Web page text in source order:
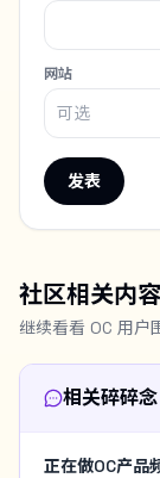
网站
发表
社区相关内容
继续看看 OC 用户
相关碎碎念
正在做OC产品